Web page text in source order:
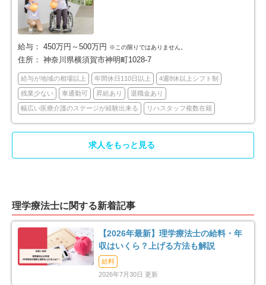
茅ヶ崎市 57
三浦市 17
厚木市 64 大和市
伊勢原市 26 海老名市
座間市 43 南足柄市 12
三浦郡葉山町
中郡二宮町 5
足柄上郡大井町 2 足柄上郡松田町 3
足柄上郡開成町
給与： 450万円～500万円 ※この限りではありません。
住所： 神奈川県横須賀市神明町1028-7
給与が地域の相場以上 年間休日110日以上 4週8休以上シフト制
残業少ない 車通勤可 昇給あり 退職金あり
幅広い医療介護のステージが経験出来る リハスタッフ複数在籍
求人をもっと見る
理学療法士に関する新着記事
【2026年最新】理学療法士の給料・年
収はいくら？上げる方法も解説
給料
2026年7月30日 更新